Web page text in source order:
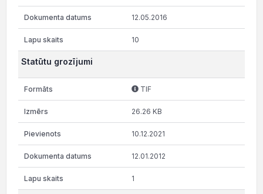
12.05.2016
10
Statūtu grozījumi
TIF
26.26 KB
10.12.2021
12.01.2012
1